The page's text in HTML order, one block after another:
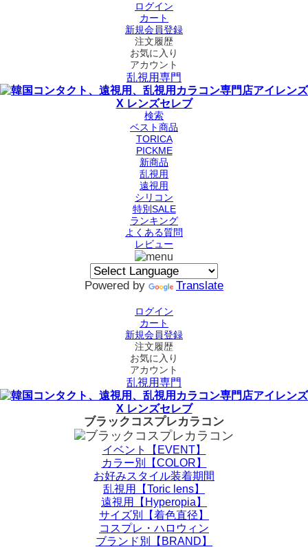
ログイン
カート
新規会員登録
注文履歴
お気に入り
アカウント
乱視用専門
検索
ベスト商品
TORICA
PICKME
新商品
乱視用
遠視用
シリコン
特別SALE
ランキング
よくある質問
レビュー
Powered by Translate
ログイン
カート
新規会員登録
注文履歴
お気に入り
アカウント
乱視用専門
ブラックコスプレカラコン
イベント【EVENT】
カラー別【COLOR】
お好みスタイル装着期間
乱視用【Toric lens】
遠視用【Hyperopia】
サイズ別【着色直径】
コスプレ・ハロウィン
ブランド別【BRAND】